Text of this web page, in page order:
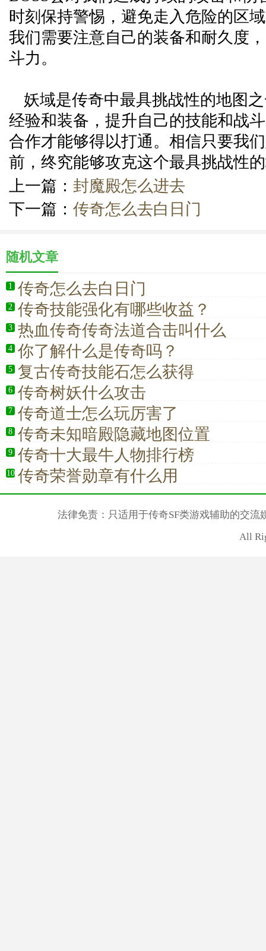
时刻保持警惕，避免走入危险的区
我们需要注意自己的装备和耐久度
斗力。
妖域是传奇中最具挑战性的地图
经验和装备，提升自己的技能和战
合作才能够得以打通。相信只要我
前，终究能够攻克这个最具挑战性
上一篇： 封魔殿怎么进去
下一篇： 传奇怎么去白日门
随机文章
1 传奇怎么去白日门
2 传奇技能强化有哪些收益？
3 热血传奇传奇法道合击叫什么
4 你了解什么是传奇吗？
5 复古传奇技能石怎么获得
6 传奇树妖什么攻击
7 传奇道士怎么玩厉害了
8 传奇未知暗殿隐藏地图位置
9 传奇十大最牛人物排行榜
10 传奇荣誉勋章有什么用
法律免责：只适用于传奇SF类游戏辅助的交
All